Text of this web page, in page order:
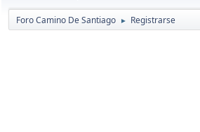
Foro Camino De Santiago ► Registrarse